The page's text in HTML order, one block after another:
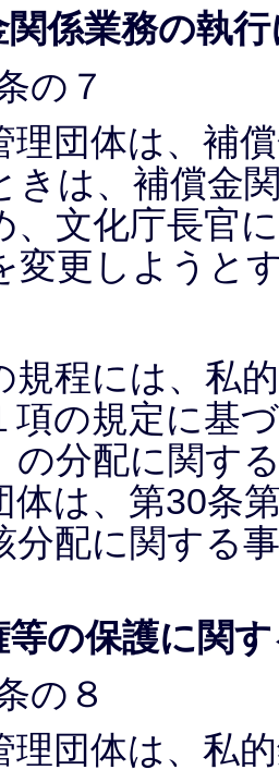
関係業務の執
の７
理団体は、補
きは、補償金
、文化庁長官
変更しようと
規程には、私
項の規定に基
の分配に関す
体は、第30条
分配に関する
等の保護に関
の８
理団体は、私